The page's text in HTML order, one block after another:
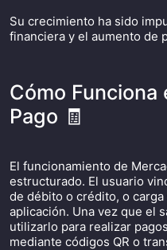
Su crecimiento ha sido
financiera y el aumento de
Cómo Funciona
Pago 🧾
El funcionamiento de
estructurado. El usuario
de débito o crédito, o
aplicación. Una vez que el
utilizarlo para realizar
mediante códigos QR o